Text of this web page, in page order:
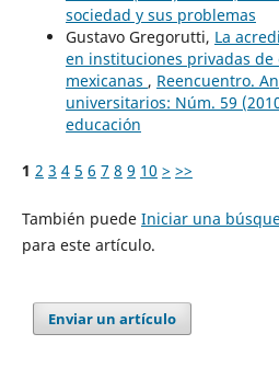
sociedad y sus problemas
Gustavo Gregorutti, La
en instituciones privadas
mexicanas , Reencuentro.
universitarios: Núm. 59
educación
1 2 3 4 5 6 7 8 9 10 > >>
También puede Iniciar una
para este artículo.
Enviar un artículo